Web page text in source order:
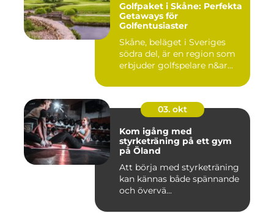
Golfpaket i Skåne: Perfekta
Getaways för
Golfentusiaster
Skåne, beläget i Sveriges
södra del, är en region som
erbjuder golfspelare n&ar...
03. okt
Kom igång med
styrketräning på ett gym
på Öland
Att börja med styrketräning
kan kännas både spännande
och övervä...